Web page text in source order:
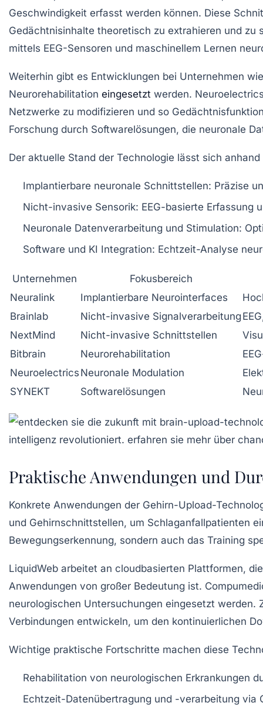
Geschwindigkeit erfasst werden können. Diese
Gedächtnisinhalte theoretisch zu extrahieren und
mittels EEG-Sensoren und maschinellem Lernen
Weiterhin gibt es Entwicklungen bei Unternehmen
Neurorehabilitation eingesetzt werden.
Netzwerke zu modifizieren und so
Forschung durch Softwarelösungen, die neuronale
Der aktuelle Stand der Technologie lässt sich
Implantierbare neuronale Schnittstellen: Präzise
Nicht-invasive Sensorik: EEG-basierte Erfassung
Neuronale Datenverarbeitung und Stimulation:
Software und KI Integration: Echtzeit-Analyse
Unternehmen
Fokusbereich
Neuralink
Implantierbare Neurointerfaces
Brainlab
Nicht-invasive Signalverarbeitung
NextMind
Nicht-invasive Schnittstellen
Bitbrain
Neurorehabilitation
Neuroelectrics Neuronale Modulation
SYNEKT
Softwarelösungen
Praktische Anwendungen und
Konkrete Anwendungen der Gehirn-Upload-
und Gehirnschnittstellen, um Schlaganfallpatienten
Bewegungserkennung, sondern auch das Training
LiquidWeb arbeitet an cloudbasierten Plattformen,
Anwendungen von großer Bedeutung ist.
neurologischen Untersuchungen eingesetzt
Verbindungen entwickeln, um den kontinuierlichen
Wichtige praktische Fortschritte machen diese
Rehabilitation von neurologischen Erkrankungen
Echtzeit-Datenübertragung und -verarbeitung via